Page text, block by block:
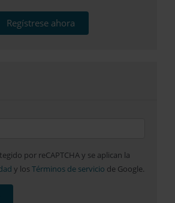
Regístrese ahora
por reCAPTCHA y se aplican la
y los Términos de servicio de Google.